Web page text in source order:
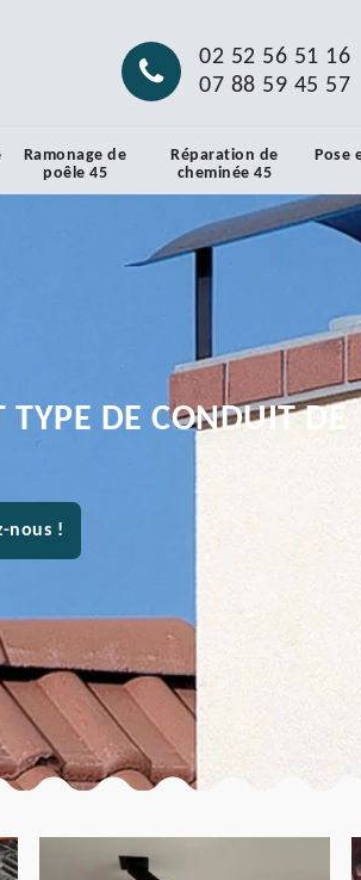
02 52 56 51 16
07 88 59 45 57
Ramonage de
poêle 45
Réparation de
cheminée 45
Pose
DE CONDUIT DE
nous !